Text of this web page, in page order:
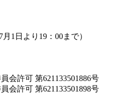
1日より19：00まで）
会許可 第621133501886号
会許可 第621133501898号